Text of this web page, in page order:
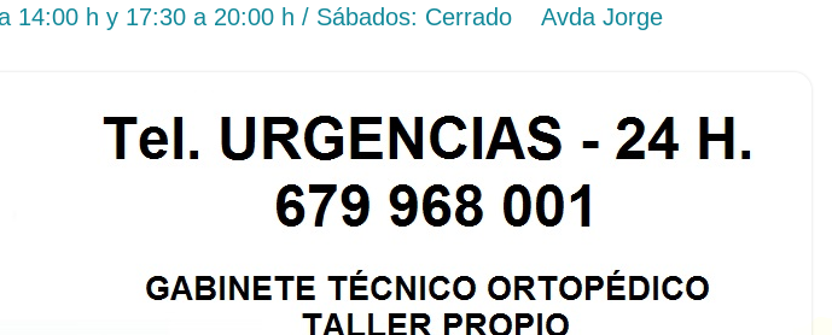
14:00 h y 17:30 a 20:00 h / Sábados: Cerrado
Avda Jorge